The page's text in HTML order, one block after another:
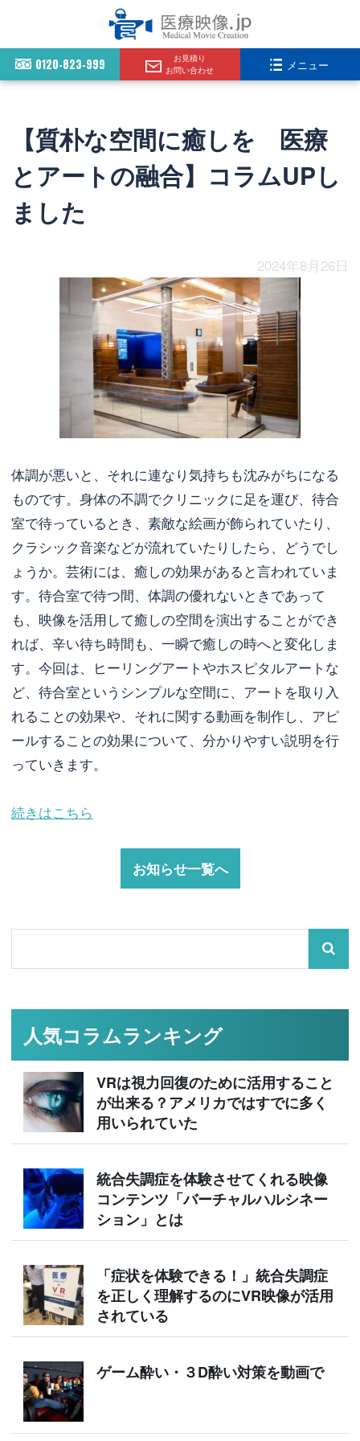
0120-823-999
お見積り
お問い合わせ
メニュー
【質朴な空間に癒しを 医療
とアートの融合】コラムUPし
ました
2024年8月26日
体調が悪いと、それに連なり気持ちも沈みがちになる
ものです。身体の不調でクリニックに足を運び、待合
室で待っているとき、素敵な絵画が飾られていたり、
クラシック音楽などが流れていたりしたら、どうでし
ょうか。芸術には、癒しの効果があると言われていま
す。待合室で待つ間、体調の優れないときであって
も、映像を活用して癒しの空間を演出することができ
れば、辛い待ち時間も、一瞬で癒しの時へと変化しま
す。今回は、ヒーリングアートやホスピタルアートな
ど、待合室というシンプルな空間に、アートを取り入
れることの効果や、それに関する動画を制作し、アピ
ールすることの効果について、分かりやすい説明を行
っていきます。
続きはこちら
お知らせ一覧へ
人気コラムランキング
VRは視力回復のために活用すること
が出来る？アメリカではすでに多く
用いられていた
統合失調症を体験させてくれる映像
コンテンツ「バーチャルハルシネー
ション」とは
「症状を体験できる！」統合失調症
を正しく理解するのにVR映像が活用
されている
ゲーム酔い・３D酔い対策を動画で